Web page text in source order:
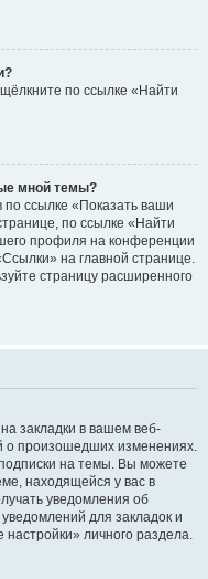
по ссылке «Найти
мной темы?
ссылке «Показать ваши
по ссылке «Найти
профиля на конференции
на главной странице.
страницу расширенного
закладки в вашем веб-
о произошедших изменениях.
на темы. Вы можете
находящейся у вас в
уведомления об
для закладок и
личного раздела.